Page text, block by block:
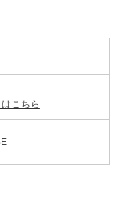
こちら